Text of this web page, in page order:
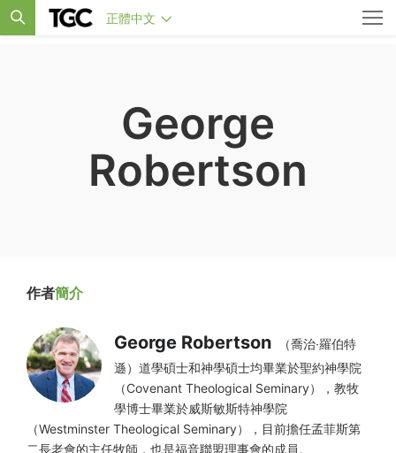
正體中文
George
Robertson
作者簡介
George Robertson
（喬治·羅伯特
遜）道學碩士和神學碩士均畢業於聖約神學院
（Covenant Theological Seminary），教牧
學博士畢業於威斯敏斯特神學院
（Westminster Theological Seminary），目前擔任孟菲斯第
二長老會的主任牧師，也是福音聯盟理事會的成員。